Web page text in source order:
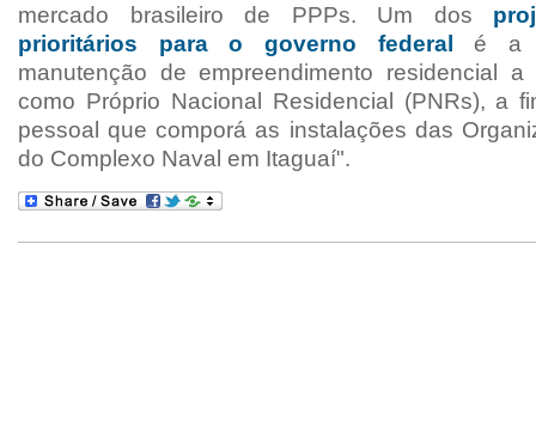
mercado brasileiro de PPPs. Um dos
prioritários para o governo federal é a
manutenção de empreendimento residencial a
como Próprio Nacional Residencial (PNRs), a
pessoal que comporá as instalações das
do Complexo Naval em Itaguaí".